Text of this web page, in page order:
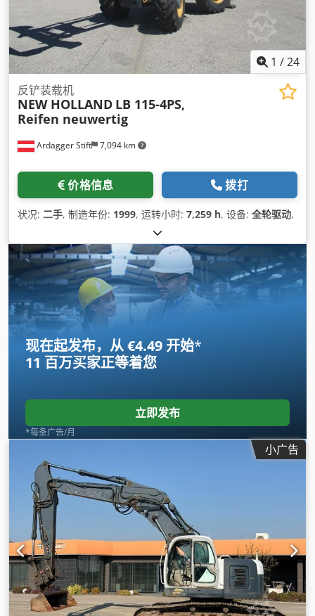
1 /24
Ardagger Stift 7,094 km
反铲装载机
NEW HOLLAND LB 115-4PS,
Reifen neuwertig
价格信息 拨打
状况: 二手, 制造年份: 1999, 运转小时: 7,259 h, 设备: 全轮驱动,
现在起发布，从 €4.49 开始*
11 百万买家正等着您
立即发布
*每条广告/月
小广告